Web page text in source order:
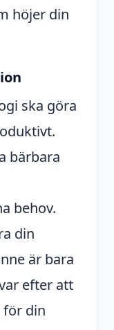
höjer din
ska göra
bärbara
behov.
din
är bara
efter att
för din